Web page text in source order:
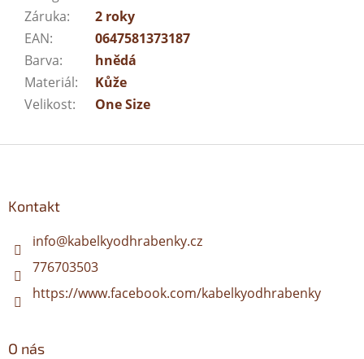
Záruka:
2 roky
EAN:
0647581373187
Barva:
hnědá
Materiál:
Kůže
Velikost: One Size
Kontakt
info@kabelkyodhrabenky.cz
776703503
https://www.facebook.com/kabelkyodhrabenky
O nás